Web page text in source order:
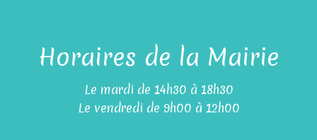
Horaires de la Mairie
Le mardi de 14h30 à 18h30
Le vendredi de 9h00 à 12h00